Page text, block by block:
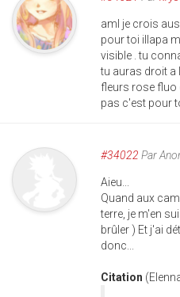
aml je crois
pour toi illapa
visible . tu
tu auras droit a
fleurs rose fluo
pas c'est pour
#34022 Par
Aieu...
Quand aux
terre, je m'en
brûler ) Et j'ai
donc...
Citation